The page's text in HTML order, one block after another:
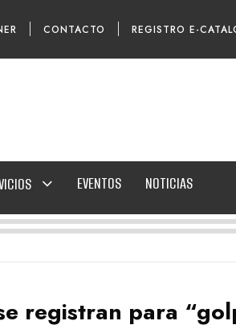
CONTACTO REGISTRO E-
EVENTOS NOTICIAS
registran para